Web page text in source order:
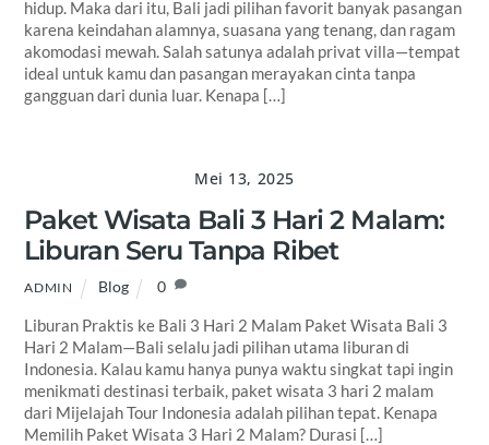
hidup. Maka dari itu, Bali jadi pilihan favorit banyak pasangan
karena keindahan alamnya, suasana yang tenang, dan ragam
akomodasi mewah. Salah satunya adalah privat villa—tempat
ideal untuk kamu dan pasangan merayakan cinta tanpa
gangguan dari dunia luar. Kenapa […]
Mei 13, 2025
Paket Wisata Bali 3 Hari 2 Malam:
Liburan Seru Tanpa Ribet
ADMIN Blog 0
Liburan Praktis ke Bali 3 Hari 2 Malam Paket Wisata Bali 3
Hari 2 Malam—Bali selalu jadi pilihan utama liburan di
Indonesia. Kalau kamu hanya punya waktu singkat tapi ingin
menikmati destinasi terbaik, paket wisata 3 hari 2 malam
dari Mijelajah Tour Indonesia adalah pilihan tepat. Kenapa
Memilih Paket Wisata 3 Hari 2 Malam? Durasi […]